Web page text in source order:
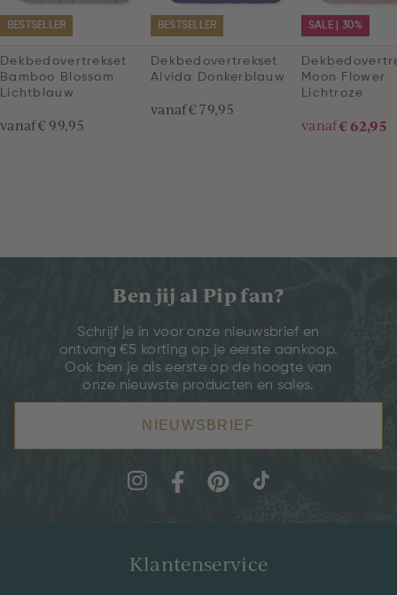
BESTSELLER
Dekbedovertrekset
Bamboo Blossom
Lichtblauw
vanaf€ 99,95
BESTSELLER
Dekbedovertrekset
Alvida Donkerblauw
vanaf€ 79,95
SALE | 30%
Moon Flower
Lichtroze
vanaf€ 62,95
Ben jij al Pip fan?
Schrijf je in voor onze nieuwsbrief en
ontvang €5 korting op je eerste aankoop.
Ook ben je als eerste op de hoogte van
onze nieuwste producten en sales.
NIEUWSBRIEF
Klantenservice